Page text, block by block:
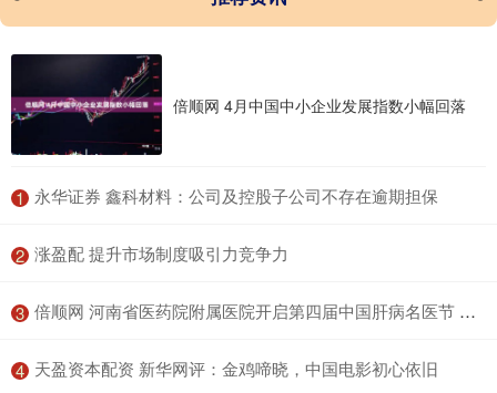
倍顺网 4月中国中小企业发展指数小幅回落
1 ​永华证券 鑫科材料：公司及控股子公司不存在逾期担保
2 ​涨盈配 提升市场制度吸引力竞争力
3 ​倍顺网 河南省医药院附属医院开启第四届中国肝病名医节 京沪豫三地名医联合会诊惠及中原肝病患者
4 ​天盈资本配资 新华网评：金鸡啼晓，中国电影初心依旧